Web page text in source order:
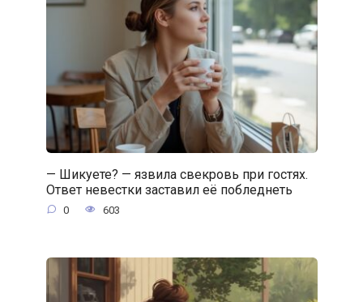
— Шикуете? — язвила свекровь при гостях.
Ответ невестки заставил её побледнеть
0 603